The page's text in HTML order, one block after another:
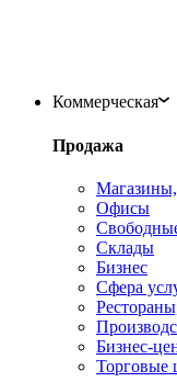
Коммерческая
Продажа
Офисы
Склады
Бизнес
Сфера
Бизнес-
Торговые